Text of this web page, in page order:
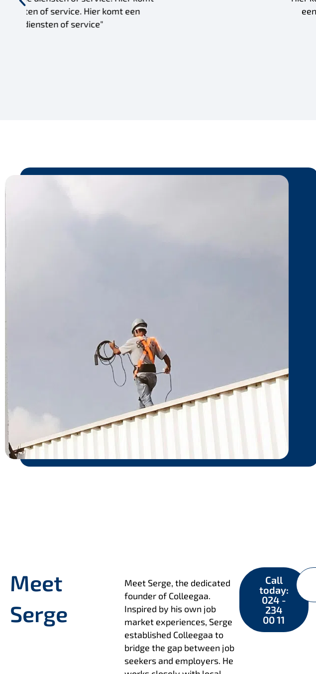
een testemonial, van een klant, over meerdere
testemonial, van een klant, over
Meet
Serge
Meet Serge, the dedicated
founder of Colleegaa.
Inspired by his own job
market experiences, Serge
established Colleegaa to
bridge the gap between job
seekers and employers. He
Call
today:
024 -
234
00 11